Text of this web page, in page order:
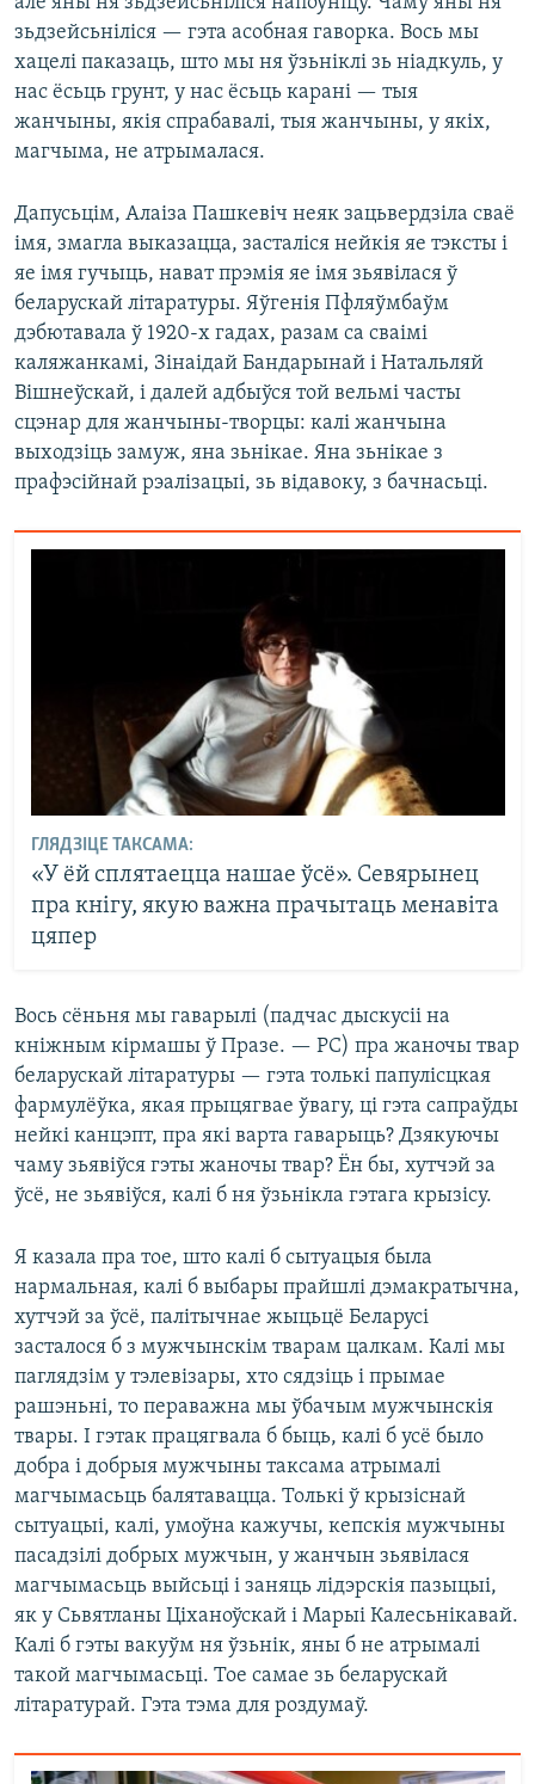
зьдзейсьніліся — гэта асобная гаворка. Вось мы
хацелі паказаць, што мы ня ўзьніклі зь ніадкуль, у
нас ёсьць грунт, у нас ёсьць карані — тыя
жанчыны, якія спрабавалі, тыя жанчыны, у якіх,
магчыма, не атрымалася.
Дапусьцім, Алаіза Пашкевіч неяк зацьвердзіла сваё
імя, змагла выказацца, засталіся нейкія яе тэксты і
яе імя гучыць, нават прэмія яе імя зьявілася ў
беларускай літаратуры. Яўгенія Пфляўмбаўм
дэбютавала ў 1920-х гадах, разам са сваімі
каляжанкамі, Зінаідай Бандарынай і Натальляй
Вішнеўскай, і далей адбыўся той вельмі часты
сцэнар для жанчыны-творцы: калі жанчына
выходзіць замуж, яна зьнікае. Яна зьнікае з
прафэсійнай рэалізацыі, зь відавоку, з бачнасьці.
ГЛЯДЗІЦЕ ТАКСАМА:
«У ёй сплятаецца нашае ўсё». Севярынец
пра кнігу, якую важна прачытаць менавіта
цяпер
Вось сёньня мы гаварылі (падчас дыскусіі на
кніжным кірмашы ў Празе. — РС) пра жаночы твар
беларускай літаратуры — гэта толькі папулісцкая
фармулёўка, якая прыцягвае ўвагу, ці гэта сапраўды
нейкі канцэпт, пра які варта гаварыць? Дзякуючы
чаму зьявіўся гэты жаночы твар? Ён бы, хутчэй за
ўсё, не зьявіўся, калі б ня ўзьнікла гэтага крызісу.
Я казала пра тое, што калі б сытуацыя была
нармальная, калі б выбары прайшлі дэмакратычна,
хутчэй за ўсё, палітычнае жыцьцё Беларусі
засталося б з мужчынскім тварам цалкам. Калі мы
паглядзім у тэлевізары, хто сядзіць і прымае
рашэньні, то пераважна мы ўбачым мужчынскія
твары. І гэтак працягвала б быць, калі б усё было
добра і добрыя мужчыны таксама атрымалі
магчымасьць балятавацца. Толькі ў крызіснай
сытуацыі, калі, умоўна кажучы, кепскія мужчыны
пасадзілі добрых мужчын, у жанчын зьявілася
магчымасьць выйсьці і заняць лідэрскія пазыцыі,
як у Сьвятланы Ціханоўскай і Марыі Калесьнікавай.
Калі б гэты вакуўм ня ўзьнік, яны б не атрымалі
такой магчымасьці. Тое самае зь беларускай
літаратурай. Гэта тэма для роздумаў.